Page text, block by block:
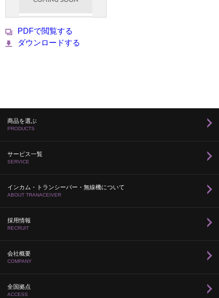
PDFで閲覧する
ダウンロードする
商品を選ぶ
PRODUCTS
サービス一覧
SERVICE
インカム・トランシーバー・無線機について
ABOUT TRANACEIVER
採用情報
RECRUIT
会社概要
COMPANY
全国拠点
ACCESS